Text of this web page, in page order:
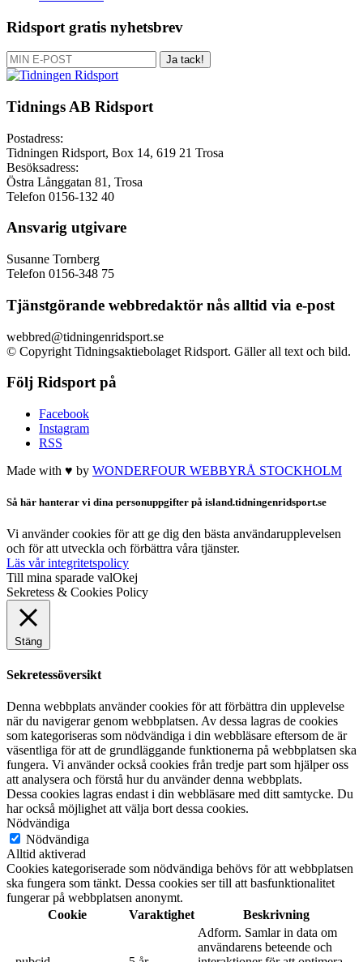
Ridsport gratis nyhetsbrev
Ja tack!
Tidnings AB Ridsport
Postadress:
Tidningen Ridsport, Box 14, 619 21 Trosa
Besöksadress:
Östra Långgatan 81, Trosa
Telefon 0156-132 40
Ansvarig utgivare
Susanne Tornberg
Telefon 0156-348 75
Tjänstgörande webbredaktör nås alltid via e-post
webbred@tidningenridsport.se
© Copyright Tidningsaktiebolaget Ridsport. Gäller all text och bild.
Följ Ridsport på
Facebook
Instagram
RSS
Made with ♥ by WONDERFOUR WEBBYRÅ STOCKHOLM
Så här hanterar vi dina personuppgifter på island.tidningenridsport.se
Vi använder cookies för att ge dig den bästa användarupplevelsen
och för att utveckla och förbättra våra tjänster.
Läs vår integritetspolicy
Till mina sparade valOkej
Sekretess & Cookies Policy
Stäng
Sekretessöversikt
Denna webbplats använder cookies för att förbättra din upplevelse
när du navigerar genom webbplatsen. Av dessa lagras de cookies
som kategoriseras som nödvändiga i din webbläsare eftersom de är
väsentliga för att de grundläggande funktionerna på webbplatsen ska
fungera. Vi använder också cookies från tredje part som hjälper oss
att analysera och förstå hur du använder denna webbplats.
Dessa cookies lagras endast i din webbläsare med ditt samtycke. Du
har också möjlighet att välja bort dessa cookies.
Nödvändiga
Nödvändiga
Alltid aktiverad
Cookies kategoriserade som nödvändiga behövs för att webbplatsen
ska fungera som tänkt. Dessa cookies ser till att basfunktionalitet
fungerar på webbplatsen anonymt.
Cookie
Varaktighet Beskrivning
Adform. Samlar in data om
användarens beteende och